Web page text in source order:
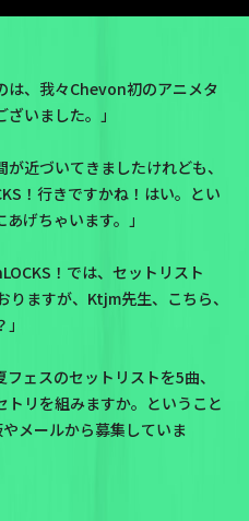
、我々Chevon初のアニメタ
いました。」
近づいてきましたけれども、
！行きですかね！はい。とい
げちゃいます。」
！では、セットリスト
ますが、Ktjm先生、こちら、
ェスのセットリストを5曲、
トリを組みますか。ということ
メールから募集していま